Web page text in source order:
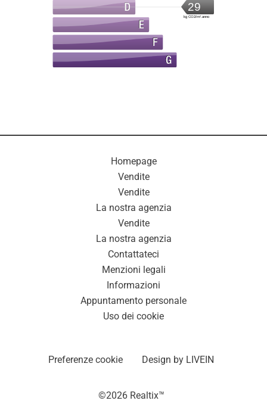
29
kg CO2/m².anno
Homepage
Vendite
Vendite
La nostra agenzia
Vendite
La nostra agenzia
Contattateci
Menzioni legali
Informazioni
Appuntamento personale
Uso dei cookie
Preferenze cookie Design by LIVEIN
©2026 Realtix™